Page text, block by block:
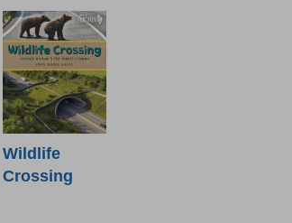
Wildlife
Crossing